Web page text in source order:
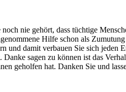
nie gehört, dass tüchtige
Hilfe schon als
und damit verbauen Sie sich jeden
sagen zu können ist das
geholfen hat. Danken Sie und